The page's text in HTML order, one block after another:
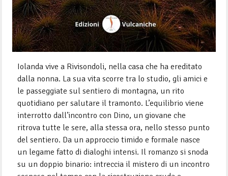
Iolanda vive a Rivisondoli, nella casa che ha ereditato
dalla nonna. La sua vita scorre tra lo studio, gli amici e
le passeggiate sul sentiero di montagna, un rito
quotidiano per salutare il tramonto. L’equilibrio viene
interrotto dall’incontro con Dino, un giovane che
ritrova tutte le sere, alla stessa ora, nello stesso punto
del sentiero. Da un approccio timido e formale nasce
un legame fatto di dialoghi intensi. Il romanzo si snoda
su un doppio binario: intreccia il mistero di un incontro